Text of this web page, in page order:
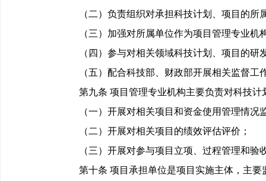
（二）负责组织对承担科技计划、项目的所
（三）加强对所属单位作为项目管理专业机
（四）参与对相关领域科技计划、项目的研
（五）配合科技部、财政部开展相关监督工
第九条 项目管理专业机构主要负责对科技计
（一）开展对相关项目和资金使用管理情况
（二）开展对相关项目的绩效评估评价；
（三）开展对参与项目立项、过程管理和验
第十条 项目承担单位是项目实施主体，主要